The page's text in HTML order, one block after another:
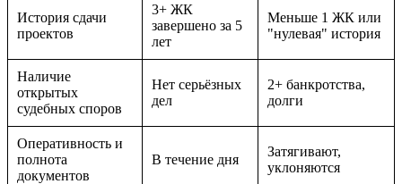
История сдачи
проектов
3+ ЖК
завершено за 5
лет
Меньше 1 ЖК или
"нулевая" история
Наличие
открытых
судебных споров
Нет серьёзных
дел
2+ банкротства,
долги
Оперативность и
полнота
документов
В течение дня
Затягивают,
уклоняются